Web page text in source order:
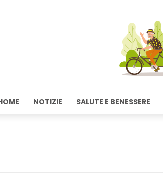
NOTIZIE SALUTE E BENESSERE